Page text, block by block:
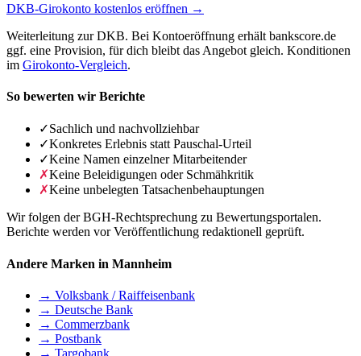
DKB-Girokonto kostenlos eröffnen →
Weiterleitung zur DKB. Bei Kontoeröffnung erhält bankscore.de
ggf. eine Provision, für dich bleibt das Angebot gleich. Konditionen
im Girokonto-Vergleich.
So bewerten wir Berichte
✓Sachlich und nachvollziehbar
✓Konkretes Erlebnis statt Pauschal-Urteil
✓Keine Namen einzelner Mitarbeitender
✗Keine Beleidigungen oder Schmähkritik
✗Keine unbelegten Tatsachenbehauptungen
Wir folgen der BGH-Rechtsprechung zu Bewertungsportalen.
Berichte werden vor Veröffentlichung redaktionell geprüft.
Andere Marken in Mannheim
→ Volksbank / Raiffeisenbank
→ Deutsche Bank
→ Commerzbank
→ Postbank
→ Targobank